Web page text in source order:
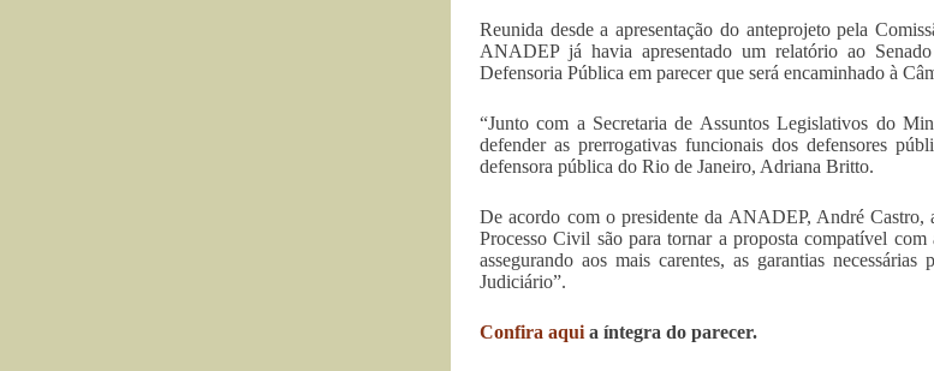
Reunida desde a apresentação do anteprojeto pela
ANADEP já havia apresentado um relatório ao
Defensoria Pública em parecer que será encaminhado à
“Junto com a Secretaria de Assuntos Legislativos do
defender as prerrogativas funcionais dos defensores
defensora pública do Rio de Janeiro, Adriana Britto.
De acordo com o presidente da ANADEP, André
Processo Civil são para tornar a proposta compatível
assegurando aos mais carentes, as garantias
Judiciário”.
Confira aqui a íntegra do parecer.